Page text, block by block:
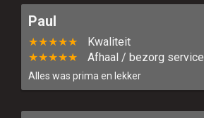
Paul
★★★★★
Kwaliteit
★★★★★
Afhaal / bezorg service
Alles was prima en lekker